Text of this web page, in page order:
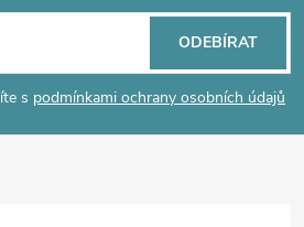
s podmínkami ochrany osobních údajů
ODEBÍRAT